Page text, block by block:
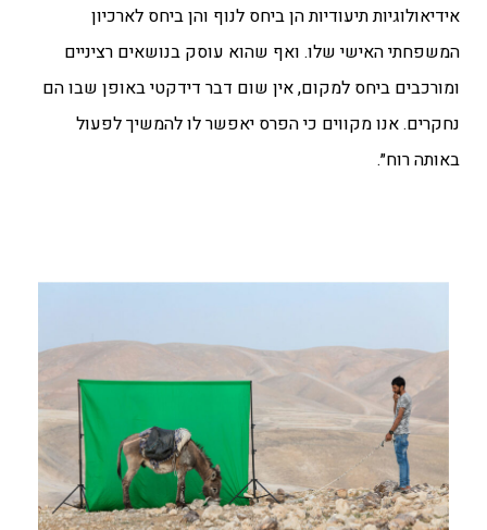
אידיאולוגיות תיעודיות הן ביחס לנוף והן ביחס לארכיון
המשפחתי האישי שלו. ואף שהוא עוסק בנושאים רציניים
ומורכבים ביחס למקום, אין שום דבר דידקטי באופן שבו הם
נחקרים. אנו מקווים כי הפרס יאפשר לו להמשיך לפעול
באותה רוח״.